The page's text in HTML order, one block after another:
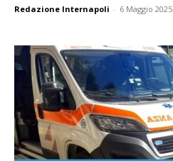
Redazione Internapoli - 6 Maggio 2025